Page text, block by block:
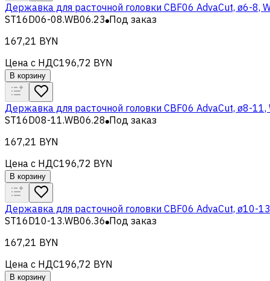
Державка для расточной головки CBF06 AdvaCut, ø6-8,
ST16D06-08.WB06.23 Под заказ
167,21 BYN
Цена с НДС196,72 BYN
В корзину
Державка для расточной головки CBF06 AdvaCut, ø8-11,
ST16D08-11.WB06.28 Под заказ
167,21 BYN
Цена с НДС196,72 BYN
В корзину
Державка для расточной головки CBF06 AdvaCut, ø10-
ST16D10-13.WB06.36 Под заказ
167,21 BYN
Цена с НДС196,72 BYN
В корзину